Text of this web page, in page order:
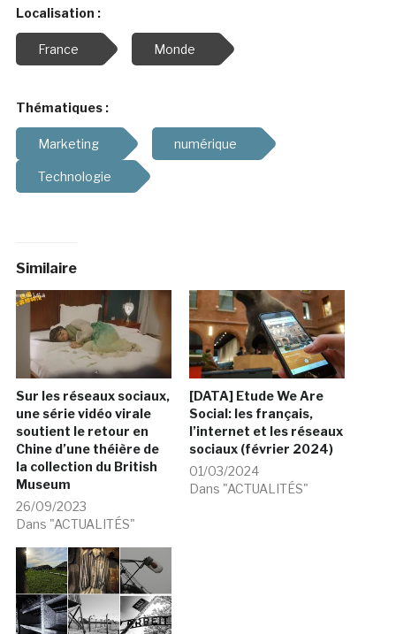
Localisation :
France Monde
Thématiques :
Marketing numérique
Technologie
Similaire
Sur les réseaux sociaux,
une série vidéo virale
soutient le retour en
Chine d’une théière de
la collection du British
Museum
26/09/2023
Dans "ACTUALITÉS"
[DATA] Etude We Are
Social: les français,
l’internet et les réseaux
sociaux (février 2024)
01/03/2024
Dans "ACTUALITÉS"